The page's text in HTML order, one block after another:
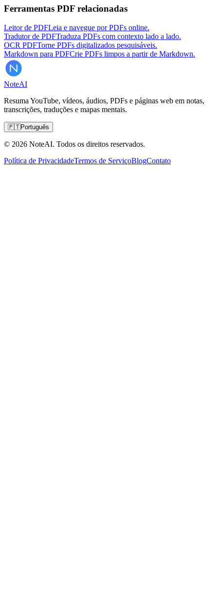
Ferramentas PDF relacionadas
Leitor de PDFLeia e navegue por PDFs online.
Tradutor de PDFTraduza PDFs com contexto lado a lado.
OCR PDFTorne PDFs digitalizados pesquisáveis.
Markdown para PDFCrie PDFs limpos a partir de Markdown.
NoteAI
Resuma YouTube, vídeos, áudios, PDFs e páginas web em notas,
transcrições, traduções e mapas mentais.
🇵🇹Português
© 2026 NoteAI. Todos os direitos reservados.
Política de PrivacidadeTermos de ServiçoBlogContato